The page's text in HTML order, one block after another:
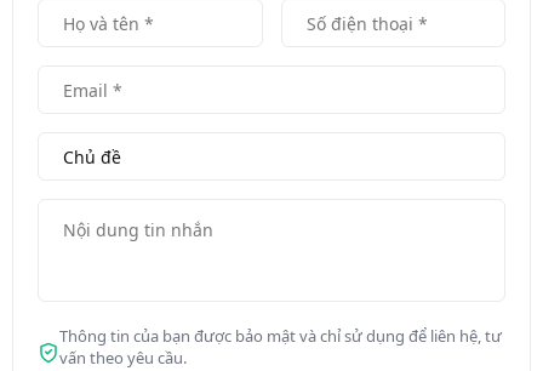
Thông tin của bạn được bảo mật và chỉ sử dụng để liên hệ, tư
vấn theo yêu cầu.